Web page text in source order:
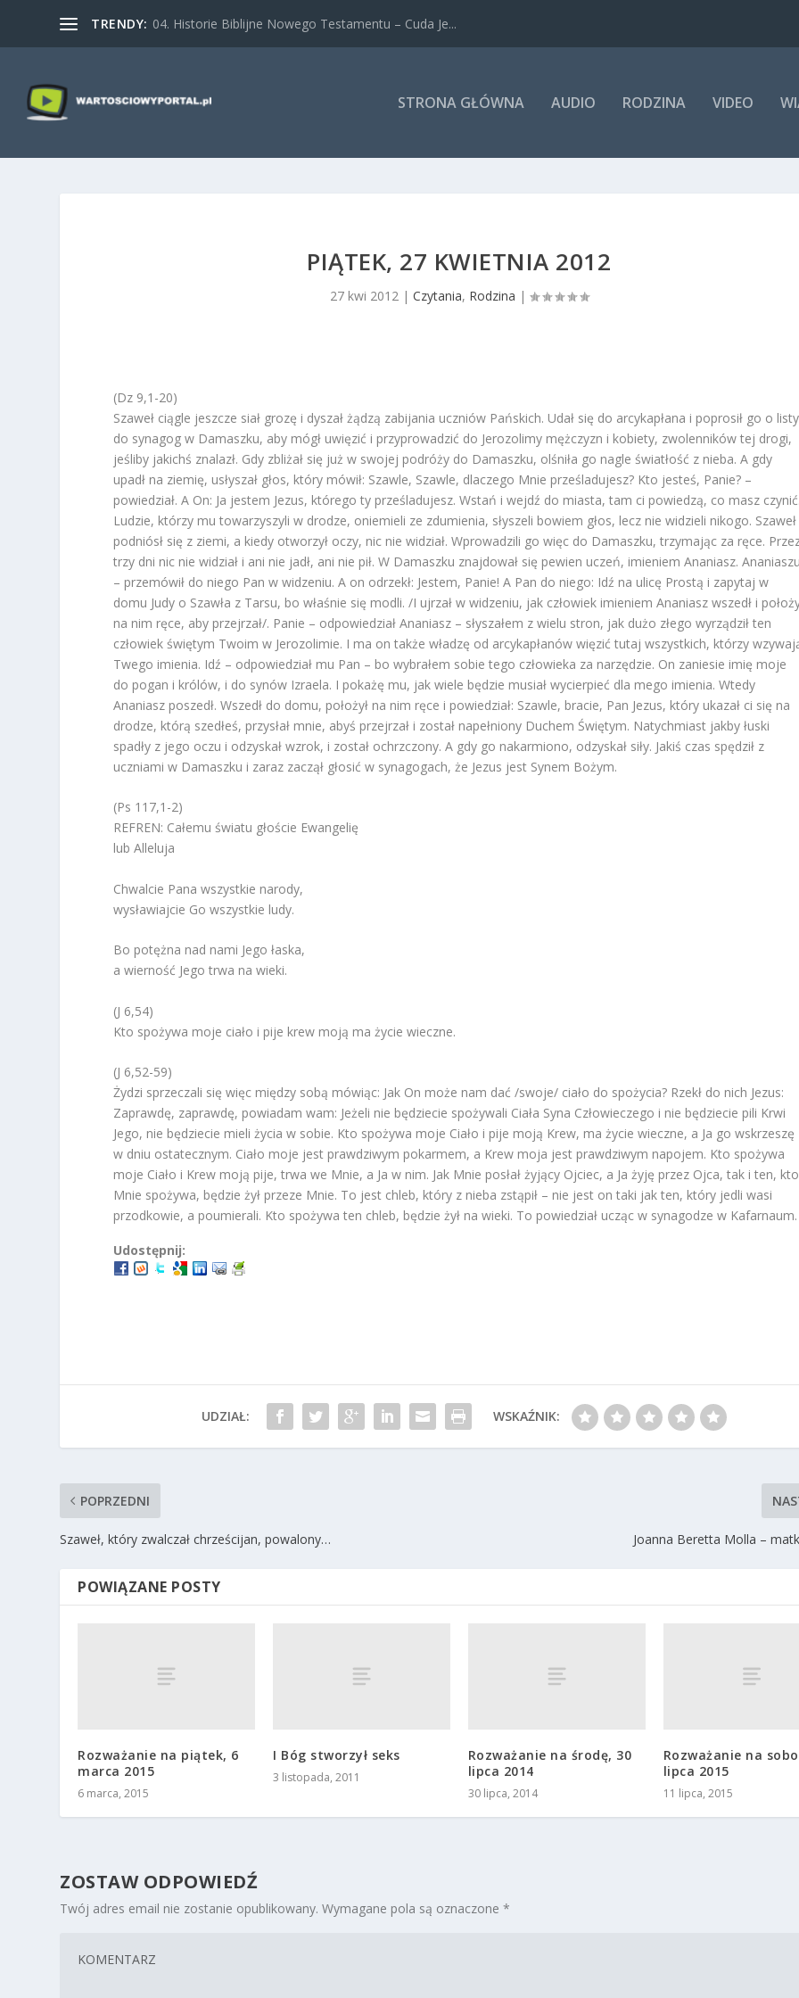
TRENDY: 04. Historie Biblijne Nowego Testamentu – Cuda Je...
STRONA GŁÓWNA AUDIO RODZINA VIDEO
PIĄTEK, 27 KWIETNIA 2012
27 kwi 2012| Czytania, Rodzina |
(Dz 9,1-20)
Szaweł ciągle jeszcze siał grozę i dyszał żądzą zabijania uczniów Pańskich. Udał się do arcykapłana i poprosił go o listy
do synagog w Damaszku, aby mógł uwięzić i przyprowadzić do Jerozolimy mężczyzn i kobiety, zwolenników tej drogi,
jeśliby jakichś znalazł. Gdy zbliżał się już w swojej podróży do Damaszku, olśniła go nagle światłość z nieba. A gdy
upadł na ziemię, usłyszał głos, który mówił: Szawle, Szawle, dlaczego Mnie prześladujesz? Kto jesteś, Panie? –
powiedział. A On: Ja jestem Jezus, którego ty prześladujesz. Wstań i wejdź do miasta, tam ci powiedzą, co masz
Ludzie, którzy mu towarzyszyli w drodze, oniemieli ze zdumienia, słyszeli bowiem głos, lecz nie widzieli nikogo. Szaweł
podniósł się z ziemi, a kiedy otworzył oczy, nic nie widział. Wprowadzili go więc do Damaszku, trzymając za ręce.
trzy dni nic nie widział i ani nie jadł, ani nie pił. W Damaszku znajdował się pewien uczeń, imieniem Ananiasz.
– przemówił do niego Pan w widzeniu. A on odrzekł: Jestem, Panie! A Pan do niego: Idź na ulicę Prostą i zapytaj w
domu Judy o Szawła z Tarsu, bo właśnie się modli. /I ujrzał w widzeniu, jak człowiek imieniem Ananiasz wszedł i
na nim ręce, aby przejrzał/. Panie – odpowiedział Ananiasz – słyszałem z wielu stron, jak dużo złego wyrządził ten
człowiek świętym Twoim w Jerozolimie. I ma on także władzę od arcykapłanów więzić tutaj wszystkich, którzy
Twego imienia. Idź – odpowiedział mu Pan – bo wybrałem sobie tego człowieka za narzędzie. On zaniesie imię moje
do pogan i królów, i do synów Izraela. I pokażę mu, jak wiele będzie musiał wycierpieć dla mego imienia. Wtedy
Ananiasz poszedł. Wszedł do domu, położył na nim ręce i powiedział: Szawle, bracie, Pan Jezus, który ukazał ci się na
drodze, którą szedłeś, przysłał mnie, abyś przejrzał i został napełniony Duchem Świętym. Natychmiast jakby łuski
spadły z jego oczu i odzyskał wzrok, i został ochrzczony. A gdy go nakarmiono, odzyskał siły. Jakiś czas spędził z
uczniami w Damaszku i zaraz zaczął głosić w synagogach, że Jezus jest Synem Bożym.
(Ps 117,1-2)
REFREN: Całemu światu głoście Ewangelię
lub Alleluja
Chwalcie Pana wszystkie narody,
wysławiajcie Go wszystkie ludy.
Bo potężna nad nami Jego łaska,
a wierność Jego trwa na wieki.
(J 6,54)
Kto spożywa moje ciało i pije krew moją ma życie wieczne.
(J 6,52-59)
Żydzi sprzeczali się więc między sobą mówiąc: Jak On może nam dać /swoje/ ciało do spożycia? Rzekł do nich Jezus:
Zaprawdę, zaprawdę, powiadam wam: Jeżeli nie będziecie spożywali Ciała Syna Człowieczego i nie będziecie pili Krwi
Jego, nie będziecie mieli życia w sobie. Kto spożywa moje Ciało i pije moją Krew, ma życie wieczne, a Ja go wskrzeszę
w dniu ostatecznym. Ciało moje jest prawdziwym pokarmem, a Krew moja jest prawdziwym napojem. Kto spożywa
moje Ciało i Krew moją pije, trwa we Mnie, a Ja w nim. Jak Mnie posłał żyjący Ojciec, a Ja żyję przez Ojca, tak i ten, kto
Mnie spożywa, będzie żył przeze Mnie. To jest chleb, który z nieba zstąpił – nie jest on taki jak ten, który jedli wasi
przodkowie, a poumierali. Kto spożywa ten chleb, będzie żył na wieki. To powiedział ucząc w synagodze w Kafarnaum.
Udostępnij:
UDZIAŁ: WSKAŹNIK:
POPRZEDNI
Szaweł, który zwalczał chrześcijan, powalony… Joanna Beretta Molla –
POWIĄZANE POSTY
Rozważanie na piątek, 6
marca 2015
6 marca, 2015
I Bóg stworzył seks
3 listopada, 2011
Rozważanie na środę, 30
lipca 2014
30 lipca, 2014
Rozważanie na
lipca 2015
11 lipca, 2015
ZOSTAW ODPOWIEDŹ
Twój adres email nie zostanie opublikowany. Wymagane pola są oznaczone*